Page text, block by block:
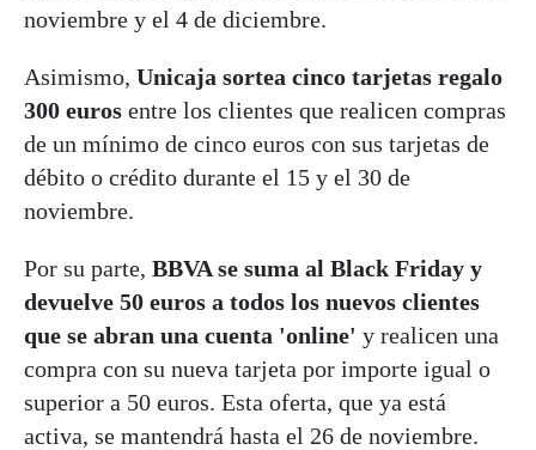
noviembre y el 4 de diciembre.
Asimismo, Unicaja sortea cinco tarjetas regalo
300 euros entre los clientes que realicen compras
de un mínimo de cinco euros con sus tarjetas de
débito o crédito durante el 15 y el 30 de
noviembre.
Por su parte, BBVA se suma al Black Friday y
devuelve 50 euros a todos los nuevos clientes
que se abran una cuenta 'online' y realicen una
compra con su nueva tarjeta por importe igual o
superior a 50 euros. Esta oferta, que ya está
activa, se mantendrá hasta el 26 de noviembre.